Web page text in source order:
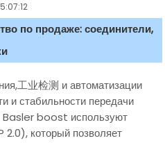
по продаже: соединители,
工业检测 и автоматизации
и стабильности передачи
Basler boost используют
который позволяет